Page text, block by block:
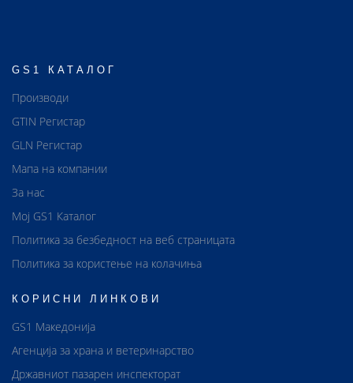
GS1 КАТАЛОГ
Производи
GTIN Регистар
GLN Регистар
Мапа на компании
За нас
Мој GS1 Каталог
Политика за безбедност на веб страницата
Политика за користење на колачиња
КОРИСНИ ЛИНКОВИ
GS1 Македонија
Агенција за храна и ветеринарство
Државниот пазарен инспекторат